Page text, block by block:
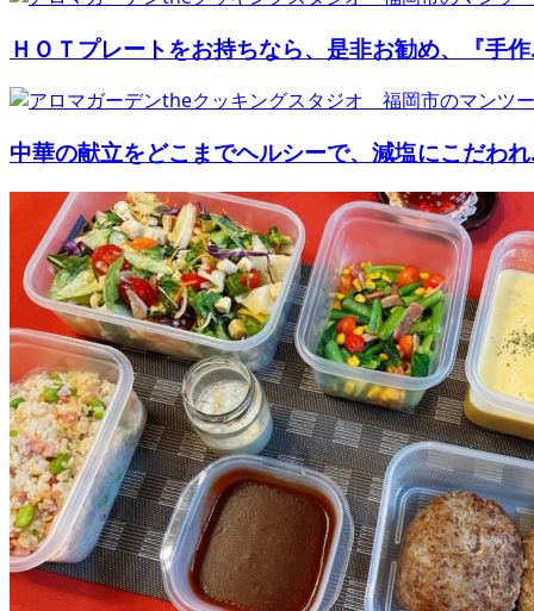
ＨＯＴプレートをお持ちなら、是非お勧め、『手
中華の献立をどこまでヘルシーで、減塩にこだわ